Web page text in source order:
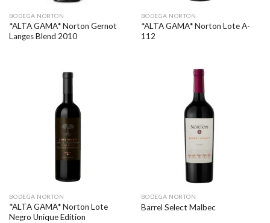
BODEGA NORTON
*ALTA GAMA* Norton Gernot
Langes Blend 2010
BODEGA NORTON
*ALTA GAMA* Norton Lote A-
112
BODEGA NORTON
*ALTA GAMA* Norton Lote
Negro Unique Edition
BODEGA NORTON
Barrel Select Malbec